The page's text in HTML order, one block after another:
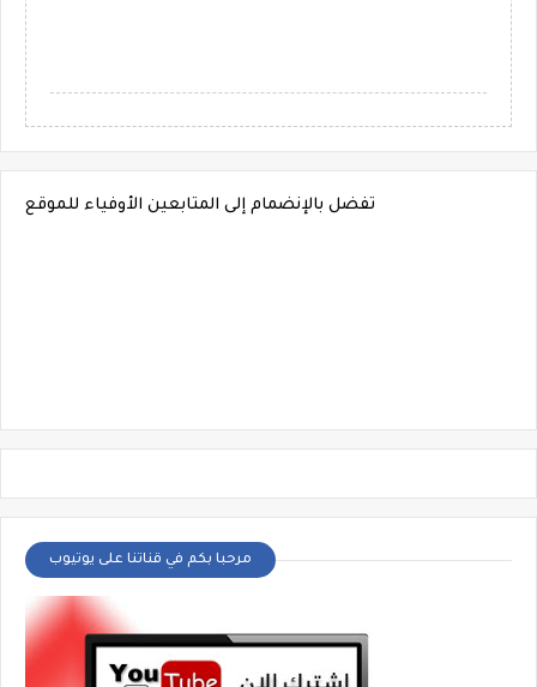
تفضل بالإنضمام إلى المتابعين الأوفياء للموقع
مرحبا بكم في قناتنا على يوتيوب